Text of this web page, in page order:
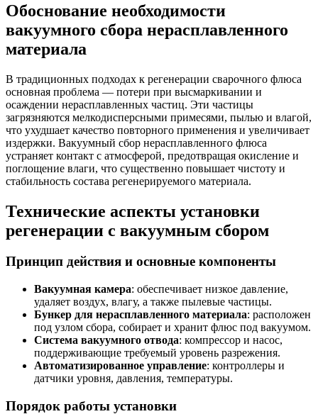
Обоснование необходимости
вакуумного сбора нерасплавленного
материала
В традиционных подходах к регенерации сварочного флюса
основная проблема — потери при высмаркивании и
осаждении нерасплавленных частиц. Эти частицы
загрязняются мелкодисперсными примесями, пылью и влагой,
что ухудшает качество повторного применения и увеличивает
издержки. Вакуумный сбор нерасплавленного флюса
устраняет контакт с атмосферой, предотвращая окисление и
поглощение влаги, что существенно повышает чистоту и
стабильность состава регенерируемого материала.
Технические аспекты установки
регенерации с вакуумным сбором
Принцип действия и основные компоненты
Вакуумная камера: обеспечивает низкое давление,
удаляет воздух, влагу, а также пылевые частицы.
Бункер для нерасплавленного материала: расположен
под узлом сбора, собирает и хранит флюс под вакуумом.
Система вакуумного отвода: компрессор и насос,
поддерживающие требуемый уровень разрежения.
Автоматизированное управление: контроллеры и
датчики уровня, давления, температуры.
Порядок работы установки